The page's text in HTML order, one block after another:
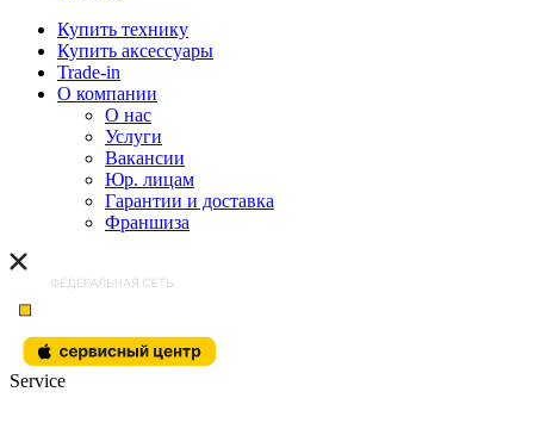
Купить технику
Купить аксессуары
Trade-in
О компании
О нас
Услуги
Вакансии
Юр. лицам
Гарантии и доставка
Франшиза
Service